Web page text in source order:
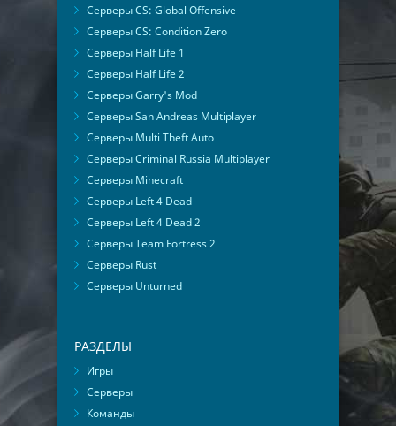
Серверы CS: Global Offensive
Серверы CS: Condition Zero
Серверы Half Life 1
Серверы Half Life 2
Серверы Garry's Mod
Серверы San Andreas Multiplayer
Серверы Multi Theft Auto
Серверы Criminal Russia Multiplayer
Серверы Minecraft
Серверы Left 4 Dead
Серверы Left 4 Dead 2
Серверы Team Fortress 2
Серверы Rust
Серверы Unturned
РАЗДЕЛЫ
Игры
Серверы
Команды